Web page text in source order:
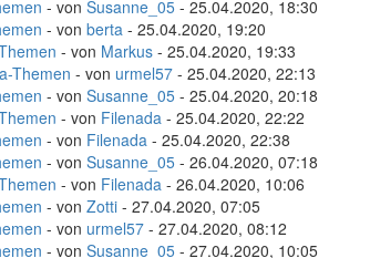
- von Susanne_05 - 25.04.2020, 18:30
- von berta - 25.04.2020, 19:20
- von Markus - 25.04.2020, 19:33
Themen - von urmel57 - 25.04.2020, 22:13
- von Susanne_05 - 25.04.2020, 20:18
- von Filenada - 25.04.2020, 22:22
- von Filenada - 25.04.2020, 22:38
- von Susanne_05 - 26.04.2020, 07:18
- von Filenada - 26.04.2020, 10:06
- von Zotti - 27.04.2020, 07:05
- von urmel57 - 27.04.2020, 08:12
- von Susanne_05 - 27.04.2020, 10:05